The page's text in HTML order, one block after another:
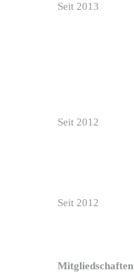
Seit 2013
Seit 2012
Seit 2012
Mitgliedschaften